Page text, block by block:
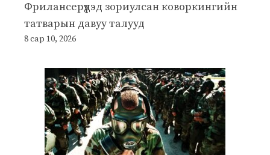
Фрилансерүүдэд зориулсан коворкингийн
татварын давуу талууд
8 сар 10, 2026